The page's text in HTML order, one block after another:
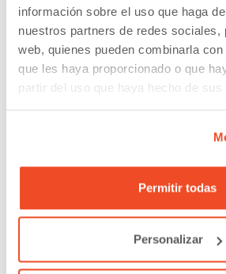
información sobre el uso que haga
nuestros partners de redes sociales,
web, quienes pueden combinarla
que les haya proporcionado o que
partir del uso que haya hecho de sus
Permitir todas
Personalizar
integración agiliza el recorrido
intervención manual y mejora
general.
capacidades de gestión de
políticas se pueden almacenar
que las hace fácilmente
cuando sea necesario. Las